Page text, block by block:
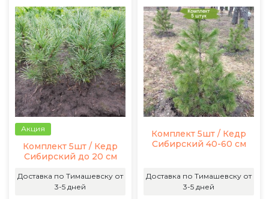
Акция
Комплект 5шт / Кедр
Сибирский до 20 см
Доставка по Тимашевску от
3-5 дней
Комплект 5шт / Кедр
Сибирский 40-60 см
Доставка по Тимашевску от
3-5 дней